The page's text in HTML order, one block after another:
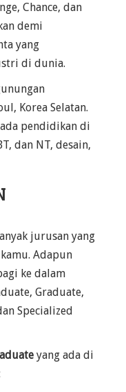
Chance, dan
demi
yang
di dunia.
Korea Selatan.
pendidikan di
dan NT, desain,
jurusan yang
Adapun
ke dalam
Graduate,
Specialized
yang ada di